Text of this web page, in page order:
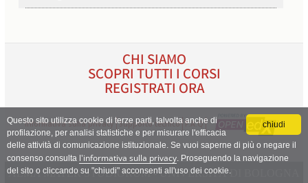
chiudi
Questo sito utilizza cookie di terze parti, talvolta anche di
profilazione, per analisi statistiche e per misurare l'efficacia
delle attività di comunicazione istituzionale. Se vuoi saperne di più o negare il
consenso consulta l'informativa sulla privacy . Proseguendo la navigazione
del sito o cliccando su "chiudi" acconsenti all'uso dei cookie.
CHI SIAMO
SCOPRI TUTTI I CORSI
REGISTRATI ORA
Informativa sulla privacy Supporto tecnico F.A.Q
ALMA MATER STUDIORUM - UNIVERSITÀ DI BOLOGNA